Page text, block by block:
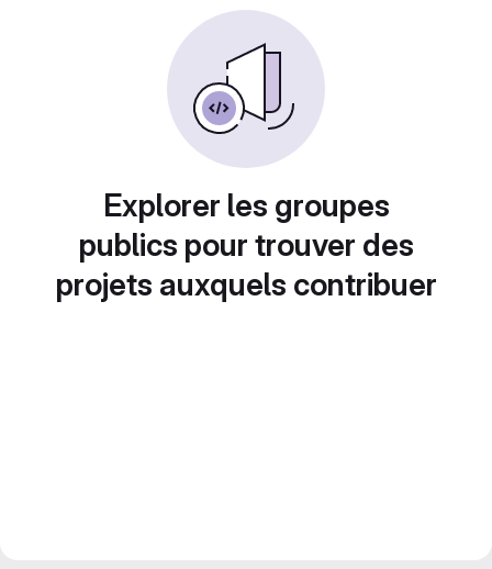
Explorer les groupes
publics pour trouver des
projets auxquels contribuer